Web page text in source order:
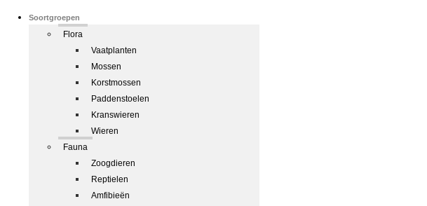
Soortgroepen
Flora
Vaatplanten
Mossen
Korstmossen
Paddenstoelen
Kranswieren
Wieren
Fauna
Zoogdieren
Reptielen
Amfibieën